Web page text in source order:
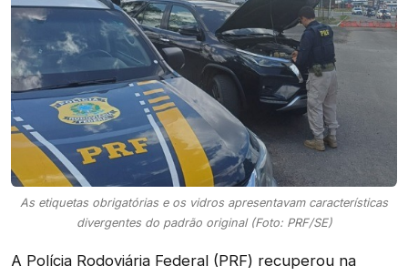
As etiquetas obrigatórias e os vidros apresentavam características
divergentes do padrão original (Foto: PRF/SE)
A Polícia Rodoviária Federal (PRF) recuperou na